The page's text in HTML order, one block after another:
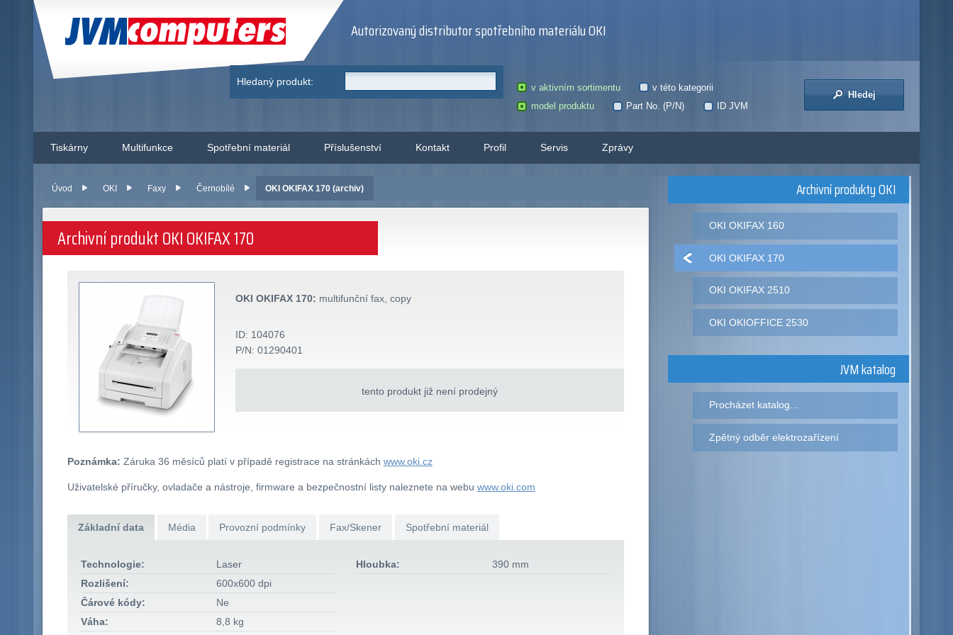
JVM Computers Autorizovaný distributor spotřebního materiálu OKI
Hledaný produkt:
v aktivním sortimentu
v této kategorii
model produktu
Part No. (P/N) ID JVM
Hledej
Tiskárny Multifunkce Spotřební materiál Příslušenství Kontakt Profil Servis Zprávy
Úvod OKI Faxy Černobílé OKI OKIFAX 170 (archiv)
Archivní produkt OKI OKIFAX 170
OKI OKIFAX 170: multifunční fax, copy
ID: 104076
P/N: 01290401
tento produkt již není prodejný
Poznámka: Záruka 36 měsíců platí v případě registrace na stránkách www.oki.cz
Uživatelské příručky, ovladače a nástroje, firmware a bezpečnostní listy naleznete na webu www.oki.com
Základní data Média Provozní podmínky Fax/Skener Spotřební materiál
Technologie:
Laser
Rozlišení:
600x600 dpi
Čárové kódy:
Ne
Váha:
8,8 kg
Hloubka: 390 mm
Archivní produkty OKI
OKI OKIFAX 160
OKI OKIFAX 170
OKI OKIFAX 2510
OKI OKIOFFICE 2530
JVM katalog
Procházet katalog...
Zpětný odběr elektrozařízení